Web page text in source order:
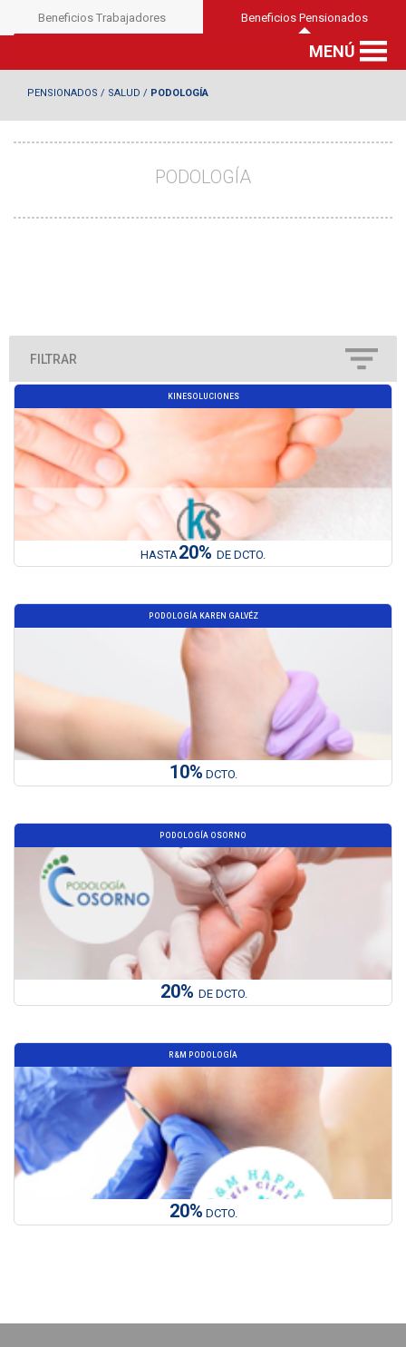
Beneficios Trabajadores Beneficios Pensionados
MENÚ
PENSIONADOS / SALUD / PODOLOGÍA
PODOLOGÍA
FILTRAR
KINESOLUCIONES
HASTA20% DE DCTO.
PODOLOGÍA KAREN GALVÉZ
10% DCTO.
PODOLOGÍA OSORNO
20% DE DCTO.
R&M PODOLOGÍA
20% DCTO.